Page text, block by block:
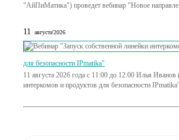
"АйПиМатика") проведет вебинар "Новое
11 августа'2026
для безопасности IPmatika"
11 августа 2026 года с 11:00 до 12:00 Илья
интеркомов и продуктов для безопасности IPmatika"